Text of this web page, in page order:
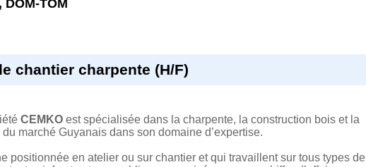
, DOM-TOM
chantier charpente (H/F)
CEMKO est spécialisée dans la charpente, la construction bois et la
marché Guyanais dans son domaine d’expertise.
positionnée en atelier ou sur chantier et qui travaillent sur tous types de